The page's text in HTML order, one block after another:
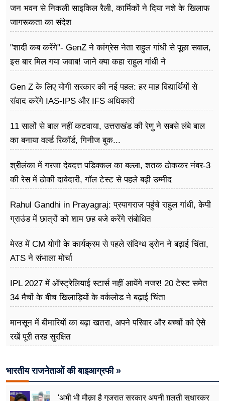
जॉब्स
शिक्षा
अन्य खबरें
जन भवन से निकली साइकिल रैली, कार्मिकों ने दिया नशे के खिलाफ
जागरूकता का संदेश
"शादी कब करेंगे"- GenZ ने कांग्रेस नेता राहुल गांधी से पूछा सवाल,
इस बार मिल गया जवाब! जाने क्या कहा राहुल गांधी ने
Gen Z के लिए योगी सरकार की नई पहल: हर माह विद्यार्थियों से
संवाद करेंगे IAS-IPS और IFS अधिकारी
11 सालों से बाल नहीं कटवाया, उत्तराखंड की रेणु ने सबसे लंबे बाल
का बनाया वर्ल्ड रिकॉर्ड, गिनीज बुक...
श्रीलंका में गरजा देवदत्त पडिक्कल का बल्ला, शतक ठोककर नंबर-3
की रेस में ठोकी दावेदारी, गॉल टेस्ट से पहले बढ़ी उम्मीद
Rahul Gandhi in Prayagraj: प्रयागराज पहुंचे राहुल गांधी, केपी
ग्राउंड में छात्रों को शाम छह बजे करेंगे संबोधित
मेरठ में CM योगी के कार्यक्रम से पहले संदिग्ध ड्रोन ने बढ़ाई चिंता,
ATS ने संभाला मोर्चा
IPL 2027 में ऑस्ट्रेलियाई स्टार्स नहीं आयेंगे नजर! 20 टेस्ट समेत
34 मैचों के बीच खिलाड़ियों के वर्कलोड ने बढ़ाई चिंता
मानसून में बीमारियों का बढ़ा खतरा, अपने परिवार और बच्चों को ऐसे
रखें पूरी तरह सुरक्षित
भारतीय राजनेताओं की बाइआग्रफी »
'अभी भी मौक़ा है गुजरात सरकार अपनी ग़लती सुधारकर